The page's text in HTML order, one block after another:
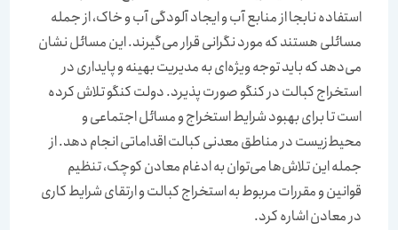
استفاده نابجا از منابع آب و ایجاد آلودگی آب و خاک، از جمله
مسائلی هستند که مورد نگرانی قرار می‌گیرند. این مسائل نشان
می‌دهد که باید توجه ویژه‌‌‌‌‌‌ای به مدیریت بهینه و پایداری در
استخراج کبالت در کنگو صورت پذیرد. دولت کنگو تلاش کرده
است تا برای بهبود شرایط استخراج و مسائل اجتماعی و
محیط‌زیست در مناطق معدنی کبالت اقداماتی انجام دهد. از
جمله این تلاش‌ها می‌توان به ادغام معادن کوچک، تنظیم
قوانین و مقررات مربوط به استخراج کبالت و ارتقای شرایط کاری
در معادن اشاره کرد.